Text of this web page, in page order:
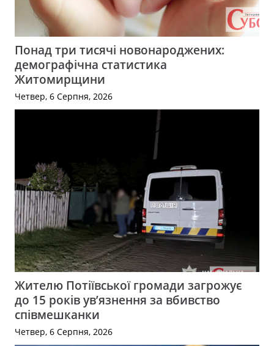
Понад три тисячі новонароджених:
демографічна статистика
Житомирщини
Четвер, 6 Серпня, 2026
Жителю Потіївської громади загрожує
до 15 років ув’язнення за вбивство
співмешканки
Четвер, 6 Серпня, 2026